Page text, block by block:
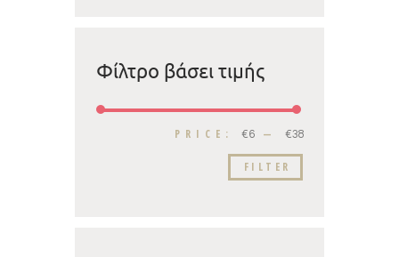
Φίλτρο βάσει τιμής
FILTER
PRICE: €6 — €38